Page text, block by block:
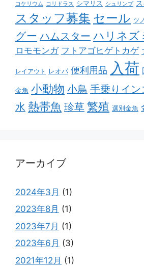
コケリウム コリドラス シマリス シュリンプ
スタッフ募集 セール ツ
グー ハムスター ハリネズ
ロモモンガ フトアゴヒゲトカゲ
レイアウト レオパ 便利用品 入荷
金魚 小動物 小鳥 手乗りイン
水 熱帯魚 珍草 繁殖 選別金魚
アーカイブ
2024年3月 (1)
2023年8月 (1)
2023年7月 (1)
2023年6月 (3)
2021年12月 (1)